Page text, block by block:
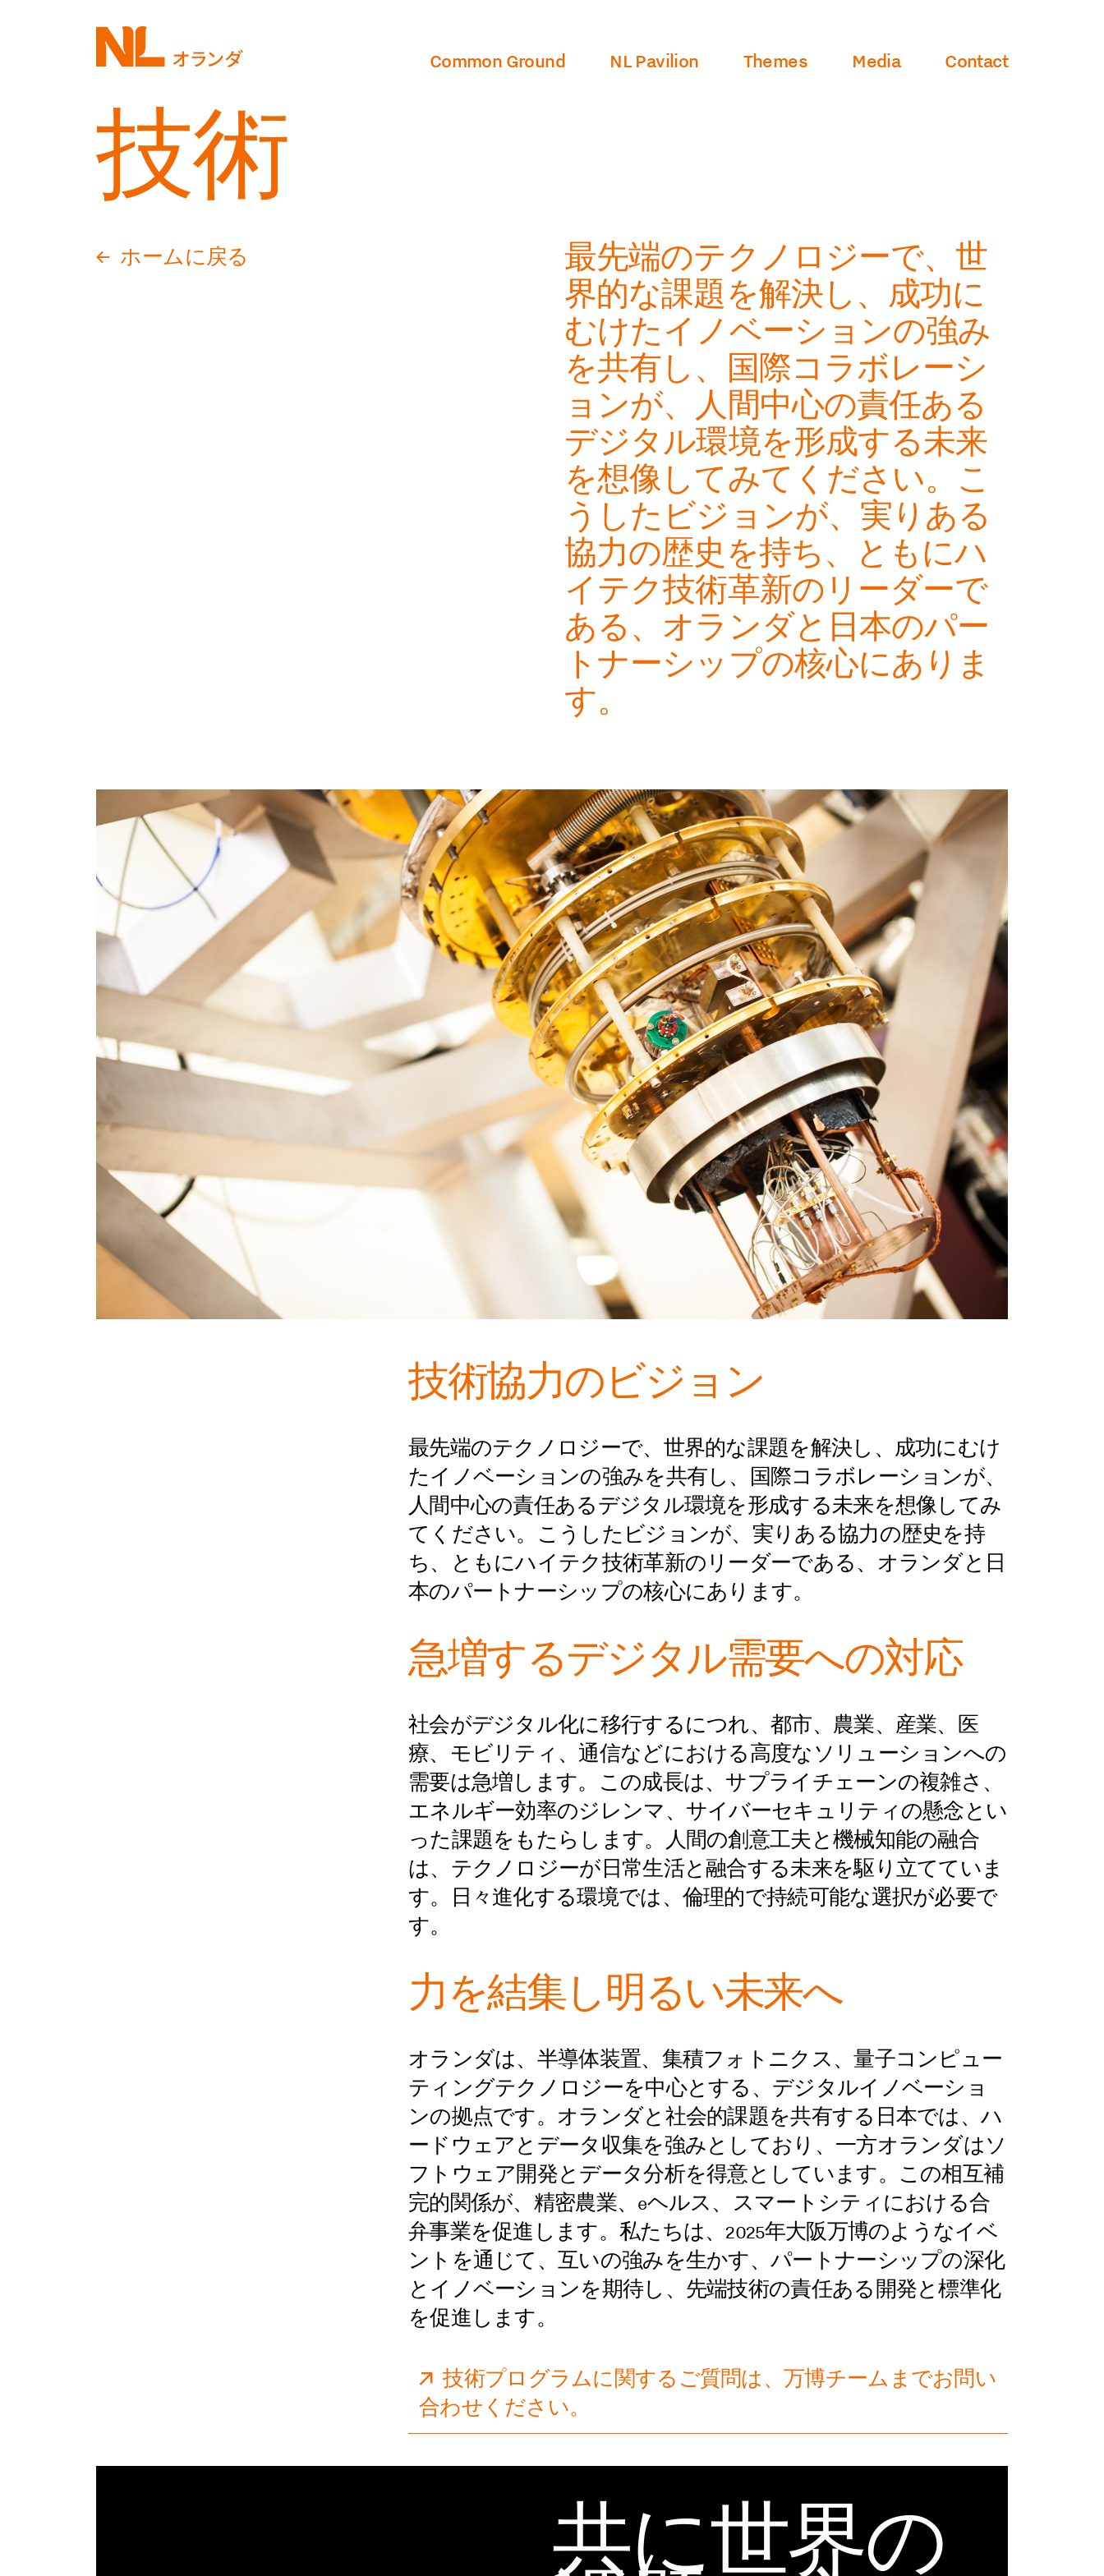
Hoofdnavigatie
Common Ground NL Pavilion Themes Media Contact
技術
ホームに戻る
最先端のテクノロジーで、世
界的な課題を解決し、成功に
むけたイノベーションの強み
を共有し、国際コラボレーシ
ョンが、人間中心の責任ある
デジタル環境を形成する未来
を想像してみてください。こ
うしたビジョンが、実りある
協力の歴史を持ち、ともにハ
イテク技術革新のリーダーで
ある、オランダと日本のパー
トナーシップの核心にありま
す。
技術協力のビジョン
最先端のテクノロジーで、世界的な課題を解決し、成功にむけ
たイノベーションの強みを共有し、国際コラボレーションが、
人間中心の責任あるデジタル環境を形成する未来を想像してみ
てください。こうしたビジョンが、実りある協力の歴史を持
ち、ともにハイテク技術革新のリーダーである、オランダと日
本のパートナーシップの核心にあります。
急増するデジタル需要への対応
社会がデジタル化に移行するにつれ、都市、農業、産業、医
療、モビリティ、通信などにおける高度なソリューションへの
需要は急増します。この成長は、サプライチェーンの複雑さ、
エネルギー効率のジレンマ、サイバーセキュリティの懸念とい
った課題をもたらします。人間の創意工夫と機械知能の融合
は、テクノロジーが日常生活と融合する未来を駆り立てていま
す。日々進化する環境では、倫理的で持続可能な選択が必要で
す。
力を結集し明るい未来へ
オランダは、半導体装置、集積フォトニクス、量子コンピュー
ティングテクノロジーを中心とする、デジタルイノベーショ
ンの拠点です。オランダと社会的課題を共有する日本では、ハ
ードウェアとデータ収集を強みとしており、一方オランダはソ
フトウェア開発とデータ分析を得意としています。この相互補
完的関係が、精密農業、eヘルス、スマートシティにおける合
弁事業を促進します。私たちは、2025年大阪万博のようなイベ
ントを通じて、互いの強みを生かす、パートナーシップの深化
とイノベーションを期待し、先端技術の責任ある開発と標準化
を促進します。
技術プログラムに関するご質問は、万博チームまでお問い
合わせください。
共に世界の